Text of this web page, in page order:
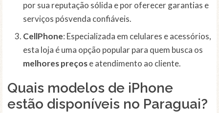
por sua reputação sólida e por oferecer garantias e
serviços pósvenda confiáveis.
CellPhone: Especializada em celulares e acessórios,
esta loja é uma opção popular para quem busca os
melhores preçose atendimento ao cliente.
Quais modelos de iPhone
estão disponíveis no Paraguai?